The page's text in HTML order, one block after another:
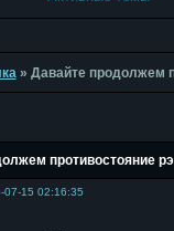
» Давайте продолжем
противостояние
07-15 02:16:35